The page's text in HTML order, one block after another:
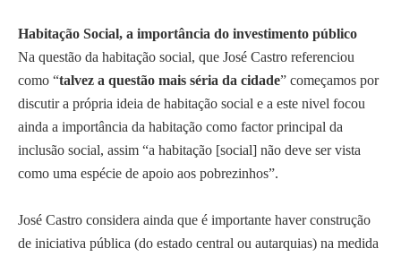
e
c
o
o
a
Habitação Social, a importância do investimento público
Na questão da habitação social, que José Castro referenciou
como “talvez a questão mais séria da cidade” começamos por
discutir a própria ideia de habitação social e a este nivel focou
ainda a importância da habitação como factor principal da
inclusão social, assim “a habitação [social] não deve ser vista
como uma espécie de apoio aos pobrezinhos”.
José Castro considera ainda que é importante haver construção
de iniciativa pública (do estado central ou autarquias) na medida